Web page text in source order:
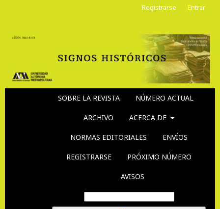
SOBRE LA REVISTA NÚMERO ACTUAL
ARCHIVO ACERCA DE
NORMAS EDITORIALES ENVÍOS
REGISTRARSE PRÓXIMO NÚMERO
AVISOS
Registrarse Entrar